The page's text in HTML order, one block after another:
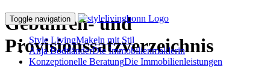
Toggle navigation
Style LivingMakeln mit Stil
Anja BodtländerDie Immobilienmaklerin
Konzeptionelle BeratungDie Immobilienleistungen
Gebühren- und
Provisionssatzverzeichnis